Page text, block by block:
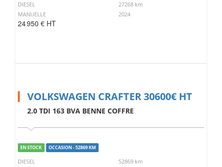
DIESEL
27268 km
MANUELLE
2024
24 950 € HT
VOLKSWAGEN CRAFTER 30600€ HT
2.0 TDI 163 BVA BENNE COFFRE
EN STOCK OCCASION - 52869 KM
DIESEL
52869 km